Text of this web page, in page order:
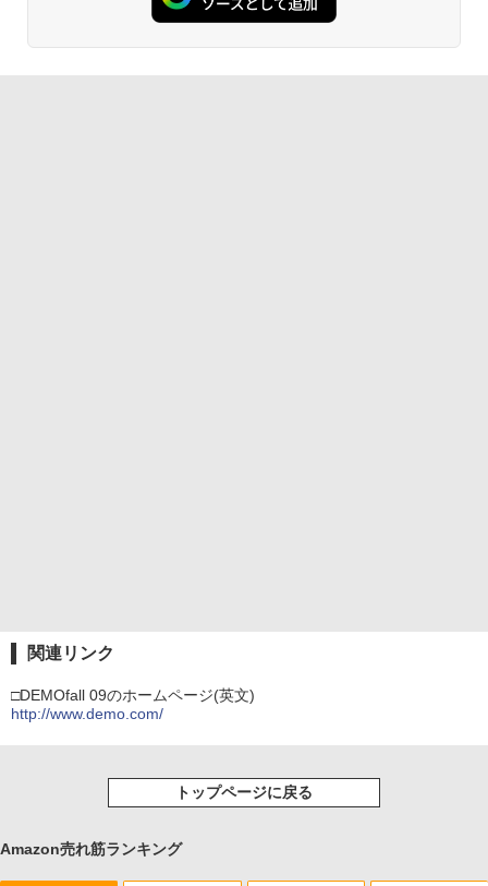
関連リンク
□DEMOfall 09のホームページ(英文)
http://www.demo.com/
トップページに戻る
Amazon売れ筋ランキング